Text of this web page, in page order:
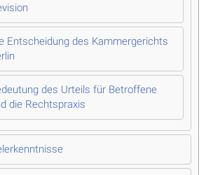
Entscheidung des Kammergerichts
des Urteils für Betroffene
die Rechtspraxis